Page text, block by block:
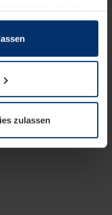
gesammelt
unbedingt
Typen benötigen
können Sie jederzeit
ändern oder
zulassen